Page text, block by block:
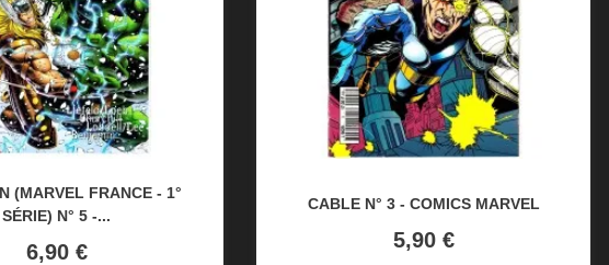
(MARVEL FRANCE - 1°
SÉRIE) N° 5 -...
Prix
6,90 €
CABLE N° 3 - COMICS MARVEL
Prix
5,90 €